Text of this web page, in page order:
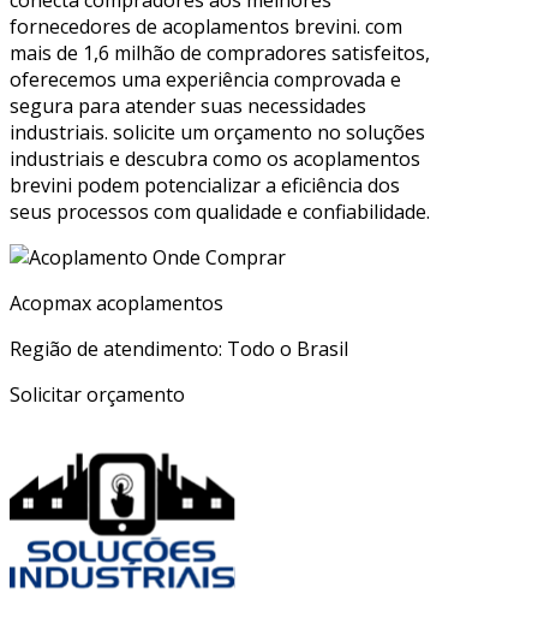
fornecedores de acoplamentos brevini. com
mais de 1,6 milhão de compradores satisfeitos,
oferecemos uma experiência comprovada e
segura para atender suas necessidades
industriais. solicite um orçamento no soluções
industriais e descubra como os acoplamentos
brevini podem potencializar a eficiência dos
seus processos com qualidade e confiabilidade.
Acopmax acoplamentos
Região de atendimento: Todo o Brasil
Solicitar orçamento